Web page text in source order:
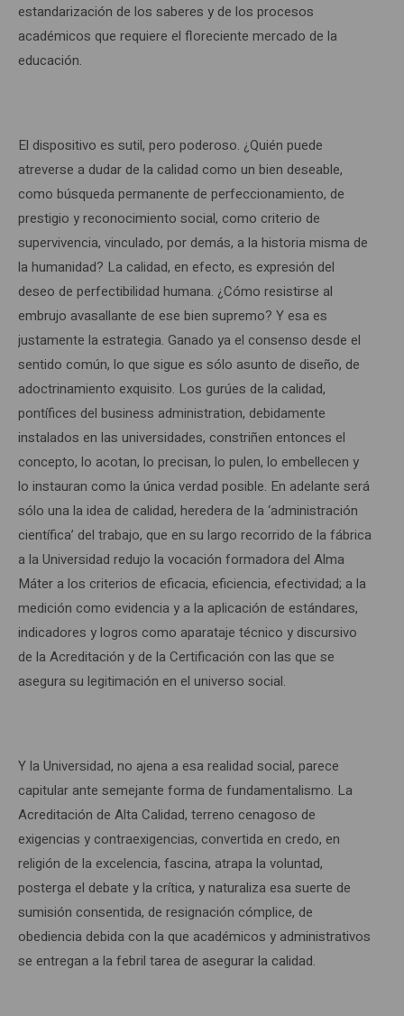
estandarización de los saberes y de los procesos
académicos que requiere el floreciente mercado de la
educación.
El dispositivo es sutil, pero poderoso. ¿Quién puede
atreverse a dudar de la calidad como un bien deseable,
como búsqueda permanente de perfeccionamiento, de
prestigio y reconocimiento social, como criterio de
supervivencia, vinculado, por demás, a la historia misma de
la humanidad? La calidad, en efecto, es expresión del
deseo de perfectibilidad humana. ¿Cómo resistirse al
embrujo avasallante de ese bien supremo? Y esa es
justamente la estrategia. Ganado ya el consenso desde el
sentido común, lo que sigue es sólo asunto de diseño, de
adoctrinamiento exquisito. Los gurúes de la calidad,
pontífices del business administration, debidamente
instalados en las universidades, constriñen entonces el
concepto, lo acotan, lo precisan, lo pulen, lo embellecen y
lo instauran como la única verdad posible. En adelante será
sólo una la idea de calidad, heredera de la ‘administración
científica’ del trabajo, que en su largo recorrido de la fábrica
a la Universidad redujo la vocación formadora del Alma
Máter a los criterios de eficacia, eficiencia, efectividad; a la
medición como evidencia y a la aplicación de estándares,
indicadores y logros como aparataje técnico y discursivo
de la Acreditación y de la Certificación con las que se
asegura su legitimación en el universo social.
Y la Universidad, no ajena a esa realidad social, parece
capitular ante semejante forma de fundamentalismo. La
Acreditación de Alta Calidad, terreno cenagoso de
exigencias y contraexigencias, convertida en credo, en
religión de la excelencia, fascina, atrapa la voluntad,
posterga el debate y la crítica, y naturaliza esa suerte de
sumisión consentida, de resignación cómplice, de
obediencia debida con la que académicos y administrativos
se entregan a la febril tarea de asegurar la calidad.